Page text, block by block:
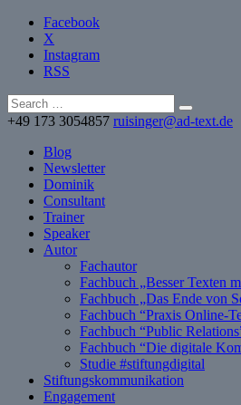
Facebook
X
Instagram
RSS
+49 173 3054857 ruisinger@ad-text.de
Blog
Newsletter
Dominik
Consultant
Trainer
Speaker
Autor
Fachautor
Fachbuch „Besser Texten
Fachbuch „Das Ende von
Fachbuch “Praxis Online-
Fachbuch “Public
Fachbuch “Die digitale
Studie #stiftungdigital
Stiftungskommunikation
Engagement